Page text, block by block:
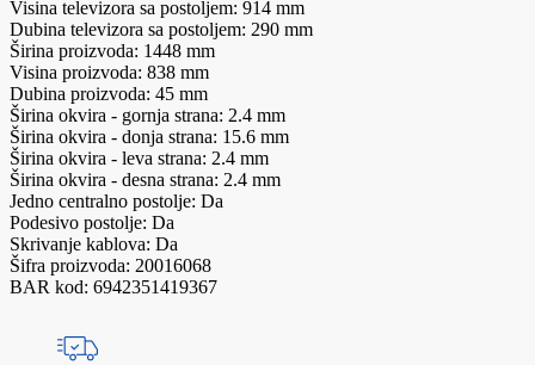
Visina televizora sa postoljem: 914 mm
Dubina televizora sa postoljem: 290 mm
Širina proizvoda: 1448 mm
Visina proizvoda: 838 mm
Dubina proizvoda: 45 mm
Širina okvira - gornja strana: 2.4 mm
Širina okvira - donja strana: 15.6 mm
Širina okvira - leva strana: 2.4 mm
Širina okvira - desna strana: 2.4 mm
Jedno centralno postolje: Da
Podesivo postolje: Da
Skrivanje kablova: Da
Šifra proizvoda: 20016068
BAR kod: 6942351419367